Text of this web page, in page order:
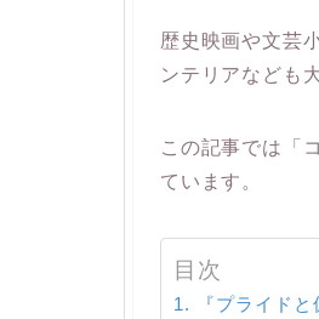
歴史映画や文芸
ンテリアなども
この記事では「
ています。
目次
『プライドと